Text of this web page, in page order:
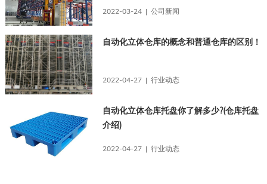
2022-03-24 | 公司新闻
自动化立体仓库的概念和普通仓库的区别！
2022-04-27 | 行业动态
自动化立体仓库托盘你了解多少?(仓库托盘
介绍)
2022-04-27 | 行业动态